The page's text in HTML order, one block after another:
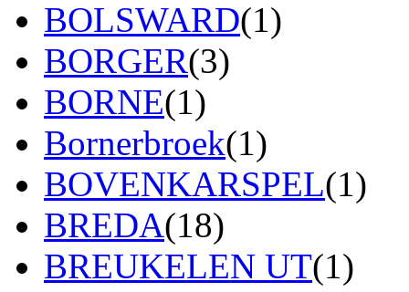
BOLSWARD(1)
BORGER(3)
BORNE(1)
Bornerbroek(1)
BOVENKARSPEL(1)
BREDA(18)
BREUKELEN UT(1)